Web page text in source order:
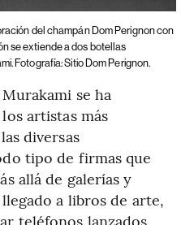
del champán Dom Perignon con
se extiende a dos botellas
Fotografía: Sitio Dom Perignon.
se ha
artistas más
diversas
tipo de firmas que
allá de galerías y
a libros de arte,
teléfonos lanzados